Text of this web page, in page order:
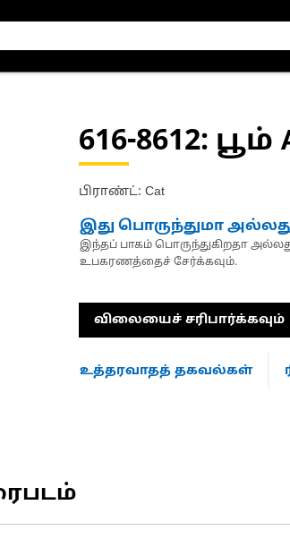
616-8612: பூம்
பிராண்ட்: Cat
இது பொருந்துமா
இந்தப் பாகம் பொருந்துகிறதா
உபகரணத்தைச் சேர்க்கவும்.
விலையைச் சரிபார்க்கவும்
உத்தரவாதத் தகவல்கள்